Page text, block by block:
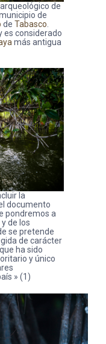
de
de
de Tabasco
es considerado
más antigua
la
documento
pondremos a
de los
se pretende
de carácter
ha sido
y único
» (1)